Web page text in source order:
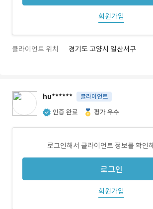
회원가입
클라이언트 위치 경기도 고양시 일산서구
hu****** 클라이언트
인증 완료 평가 우수
로그인해서 클라이언트 정보를 확인
로그인
회원가입